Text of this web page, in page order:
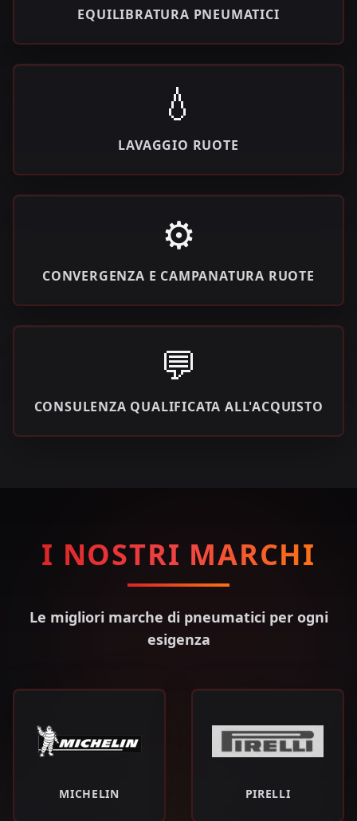
EQUILIBRATURA PNEUMATICI
💧
LAVAGGIO RUOTE
⚙️
CONVERGENZA E CAMPANATURA RUOTE
💬
CONSULENZA QUALIFICATA ALL'ACQUISTO
I NOSTRI MARCHI
Le migliori marche di pneumatici per ogni
esigenza
MICHELIN PIRELLI